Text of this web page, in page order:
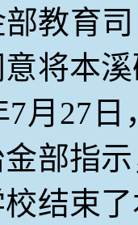
教育
将本
7月27
部指
结束